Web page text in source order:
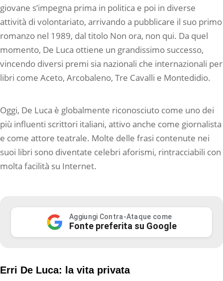
giovane s’impegna prima in politica e poi in diverse
attività di volontariato, arrivando a pubblicare il suo primo
romanzo nel 1989, dal titolo Non ora, non qui. Da quel
momento, De Luca ottiene un grandissimo successo,
vincendo diversi premi sia nazionali che internazionali per
libri come Aceto, Arcobaleno, Tre Cavalli e Montedidio.
Oggi, De Luca è globalmente riconosciuto come uno dei
più influenti scrittori italiani, attivo anche come giornalista
e come attore teatrale. Molte delle frasi contenute nei
suoi libri sono diventate celebri aforismi, rintracciabili con
molta facilità su Internet.
Aggiungi Contra-Ataque come
Fonte preferita su Google
Erri De Luca: la vita privata